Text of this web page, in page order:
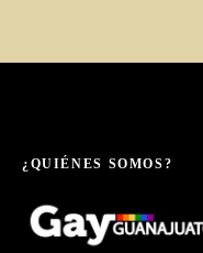
¿QUIÉNES SOMOS?